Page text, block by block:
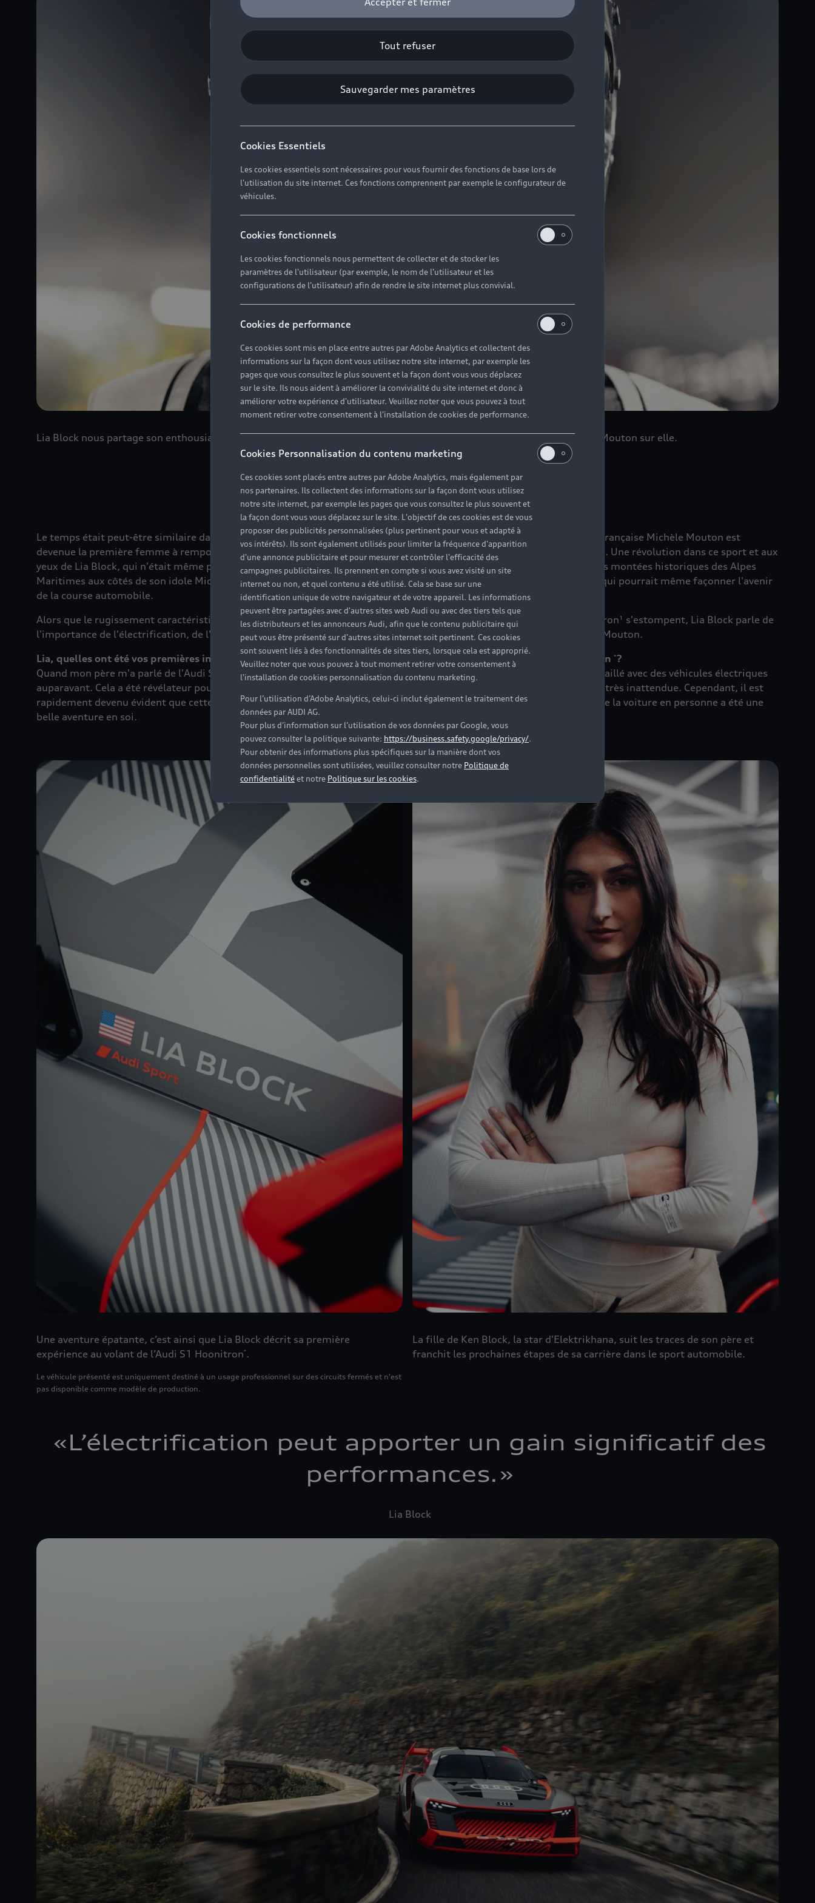
Lia Block nous partage son enthousiasme pour l’électrification du sport automobile, ainsi que l’impact qu’a eu Michèle Mouton sur elle.
Le temps était peut-être similaire dans les montagnes autour de Sanremo, en octobre 1981, lorsque la pilote de rallye française Michèle Mouton est
devenue la première femme à remporter une étape du championnat du monde des rallyes au volant de son Audi Quattro. Une révolution dans ce sport et aux
yeux de Lia Block, qui n'était même pas née à l'époque. Elle est d'autant plus ravie qu'elle peut parcourir les virages et les montées historiques des Alpes
Maritimes aux côtés de son idole Michèle Mouton à bord de l'Audi S1 Hoonitron¹.Un véhicule qui a beaucoup à offrir et qui pourrait même façonner l'avenir
de la course automobile.
Alors que le rugissement caractéristique de l'historique Audi Quattro et le vrombissement futuriste de l'Audi S1 Hoonitron¹ s'estompent, Lia Block parle de
l'importance de l'électrification, de l'avenir de son sport et de l'influence qu’à eu sur elle l'héritage inspirant de Michèle Mouton.
Lia, quelles ont été vos premières impressions lorsque vous avez entendu parler de l'Audi S1 e-tron quattro Hoonitron *?
Quand mon père m'a parlé de l'Audi S1 Hoonitron
, j'ai été assez surprise et un peu désarçonnée car il n'avait jamais travaillé avec des véhicules électriques
auparavant. Cela a été révélateur pour moi, car l'idée que mon père veuille créer une voiture de drift électrique semblait très inattendue. Cependant, il est
rapidement devenu évident que cette voiture et ce projet avaient quelque chose de vraiment spécial. Faire l'expérience de la voiture en personne a été une
belle aventure en soi.
Une aventure épatante, c’est ainsi que Lia Block décrit sa première
expérience au volant de l’Audi S1 Hoonitron*.
Le véhicule présenté est uniquement destiné à un usage professionnel sur des circuits fermés et n'est
pas disponible comme modèle de production.
La fille de Ken Block, la star d'Elektrikhana, suit les traces de son père et
franchit les prochaines étapes de sa carrière dans le sport automobile.
«L’électrification peut apporter un gain significatif des
performances.»
Lia Block
Tout refuser
Sauvegarder mes paramètres
Cookies Essentiels
Les cookies essentiels sont nécessaires pour vous fournir des fonctions de base lors de
l'utilisation du site internet. Ces fonctions comprennent par exemple le configurateur de
véhicules.
Cookies fonctionnels
Les cookies fonctionnels nous permettent de collecter et de stocker les
paramètres de l'utilisateur (par exemple, le nom de l'utilisateur et les
configurations de l'utilisateur) afin de rendre le site internet plus convivial.
Cookies de performance
Ces cookies sont mis en place entre autres par Adobe Analytics et collectent des
informations sur la façon dont vous utilisez notre site internet, par exemple les
pages que vous consultez le plus souvent et la façon dont vous vous déplacez
sur le site. Ils nous aident à améliorer la convivialité du site internet et donc à
améliorer votre expérience d'utilisateur. Veuillez noter que vous pouvez à tout
moment retirer votre consentement à l'installation de cookies de performance.
Cookies Personnalisation du contenu marketing
Ces cookies sont placés entre autres par Adobe Analytics, mais également par
nos partenaires. Ils collectent des informations sur la façon dont vous utilisez
notre site internet, par exemple les pages que vous consultez le plus souvent et
la façon dont vous vous déplacez sur le site. L'objectif de ces cookies est de vous
proposer des publicités personnalisées (plus pertinent pour vous et adapté à
vos intérêts). Ils sont également utilisés pour limiter la fréquence d'apparition
d'une annonce publicitaire et pour mesurer et contrôler l'efficacité des
campagnes publicitaires. Ils prennent en compte si vous avez visité un site
internet ou non, et quel contenu a été utilisé. Cela se base sur une
identification unique de votre navigateur et de votre appareil. Les informations
peuvent être partagées avec d'autres sites web Audi ou avec des tiers tels que
les distributeurs et les annonceurs Audi, afin que le contenu publicitaire qui
peut vous être présenté sur d'autres sites internet soit pertinent. Ces cookies
sont souvent liés à des fonctionnalités de sites tiers, lorsque cela est approprié.
Veuillez noter que vous pouvez à tout moment retirer votre consentement à
l'installation de cookies personnalisation du contenu marketing.
Pour l’utilisation d’Adobe Analytics, celui-ci inclut également le traitement des
données par AUDI AG.
Pour plus d’information sur l’utilisation de vos données par Google, vous
pouvez consulter la politique suivante: https://business.safety.google/privacy/.
Pour obtenir des informations plus spécifiques sur la manière dont vos
données personnelles sont utilisées, veuillez consulter notre Politique de
confidentialitéet notre Politique sur les cookies.